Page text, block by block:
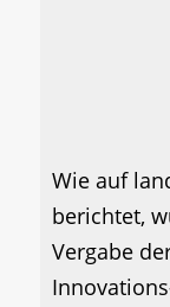
Wie auf
berichtet,
Vergabe